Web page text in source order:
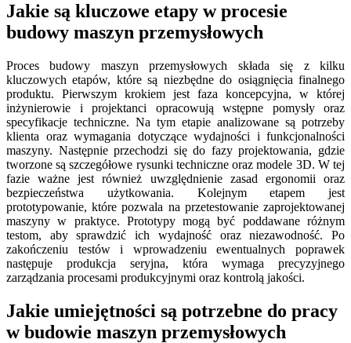
Jakie są kluczowe etapy w procesie
budowy maszyn przemysłowych
Proces budowy maszyn przemysłowych składa się z kilku
kluczowych etapów, które są niezbędne do osiągnięcia finalnego
produktu. Pierwszym krokiem jest faza koncepcyjna, w której
inżynierowie i projektanci opracowują wstępne pomysły oraz
specyfikacje techniczne. Na tym etapie analizowane są potrzeby
klienta oraz wymagania dotyczące wydajności i funkcjonalności
maszyny. Następnie przechodzi się do fazy projektowania, gdzie
tworzone są szczegółowe rysunki techniczne oraz modele 3D. W tej
fazie ważne jest również uwzględnienie zasad ergonomii oraz
bezpieczeństwa użytkowania. Kolejnym etapem jest
prototypowanie, które pozwala na przetestowanie zaprojektowanej
maszyny w praktyce. Prototypy mogą być poddawane różnym
testom, aby sprawdzić ich wydajność oraz niezawodność. Po
zakończeniu testów i wprowadzeniu ewentualnych poprawek
następuje produkcja seryjna, która wymaga precyzyjnego
zarządzania procesami produkcyjnymi oraz kontrolą jakości.
Jakie umiejętności są potrzebne do pracy
w budowie maszyn przemysłowych